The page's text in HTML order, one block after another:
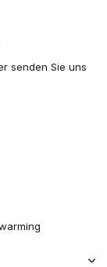
senden Sie uns